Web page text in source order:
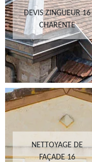
DEVIS ZINGUEUR 16
CHARENTE
NETTOYAGE DE
FAÇADE 16